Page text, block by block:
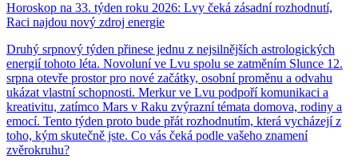
Horoskop na 33. týden roku 2026: Lvy čeká zásadní rozhodnutí,
Raci najdou nový zdroj energie
Druhý srpnový týden přinese jednu z nejsilnějších astrologických
energií tohoto léta. Novoluní ve Lvu spolu se zatměním Slunce 12.
srpna otevře prostor pro nové začátky, osobní proměnu a odvahu
ukázat vlastní schopnosti. Merkur ve Lvu podpoří komunikaci a
kreativitu, zatímco Mars v Raku zvýrazní témata domova, rodiny a
emocí. Tento týden proto bude přát rozhodnutím, která vycházejí z
toho, kým skutečně jste. Co vás čeká podle vašeho znamení
zvěrokruhu?